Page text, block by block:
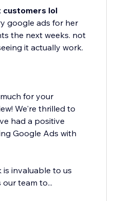
customers lol
google ads for her
the next weeks. not
it actually work.
for your
We're thrilled to
had a positive
Google Ads with
is invaluable to us
team to...